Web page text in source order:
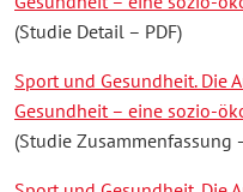
(Studie Detail – PDF)
Sport und Gesundheit. Die
Gesundheit – eine sozio-
(Studie Zusammenfassung